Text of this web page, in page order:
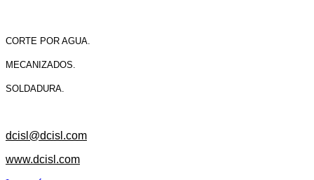
CORTE POR AGUA.
MECANIZADOS.
SOLDADURA.
dcisl@dcisl.com
www.dcisl.com